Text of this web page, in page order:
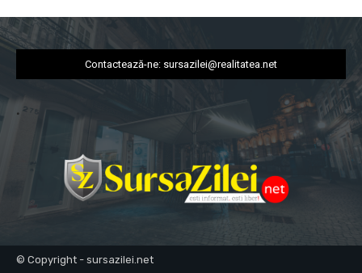
Contactează-ne: sursazilei@realitatea.net
.
© Copyright - sursazilei.net